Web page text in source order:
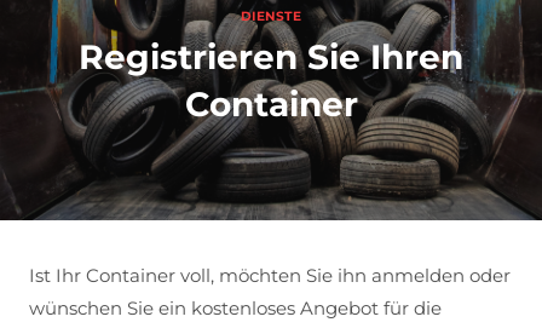
DIENSTE
Registrieren Sie Ihren
Container
Ist Ihr Container voll, möchten Sie ihn anmelden oder
wünschen Sie ein kostenloses Angebot für die